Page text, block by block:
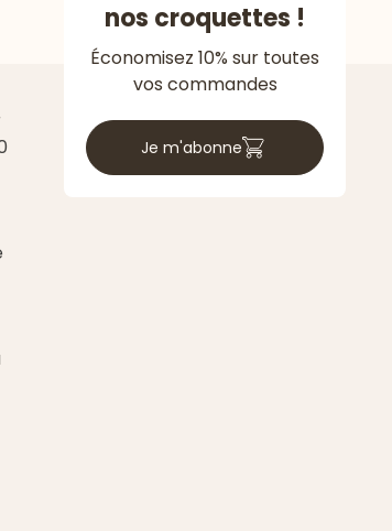
nos croquettes !
Économisez 10% sur toutes
vos commandes
Je m'abonne